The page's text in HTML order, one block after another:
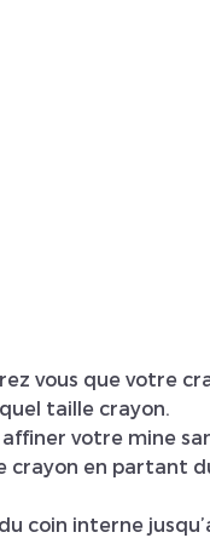
vous que votre
taille crayon.
votre mine
en partant
coin interne